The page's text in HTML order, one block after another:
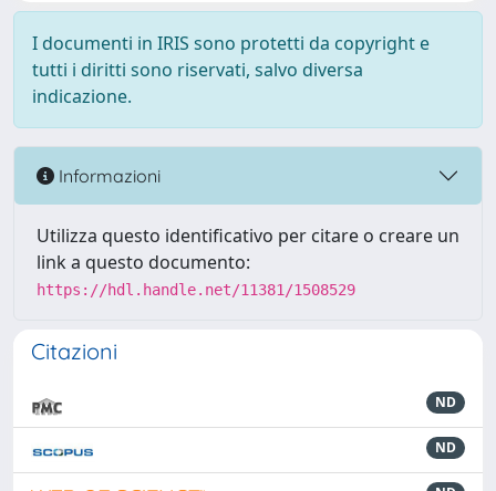
I documenti in IRIS sono protetti da copyright e
tutti i diritti sono riservati, salvo diversa
indicazione.
Informazioni
Utilizza questo identificativo per citare o creare un
link a questo documento:
https://hdl.handle.net/11381/1508529
Citazioni
ND
ND